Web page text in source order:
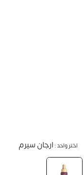
اختر واحد :ارجان سيرم